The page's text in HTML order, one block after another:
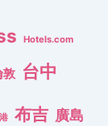
Hotels.com
敦 台中
布吉 廣島